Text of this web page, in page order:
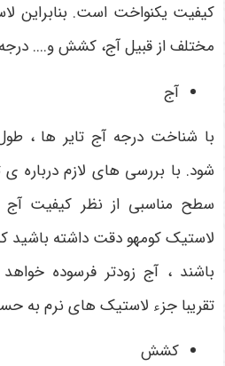
کیفیت یکنواخت است. بنابراین
مختلف از قبیل آج، کشش و....
آج
با شناخت درجه آج تایر ها ،
شود. با بررسی های لازم درباره ی
سطح مناسبی از نظر کیفیت آج
لاستیک کومهو دقت داشته باشید
باشند ، آج زودتر فرسوده
تقریبا جزء لاستیک های نرم به
کشش